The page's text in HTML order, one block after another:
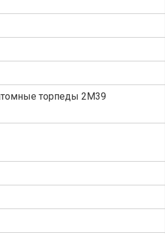
торпеды 2М39